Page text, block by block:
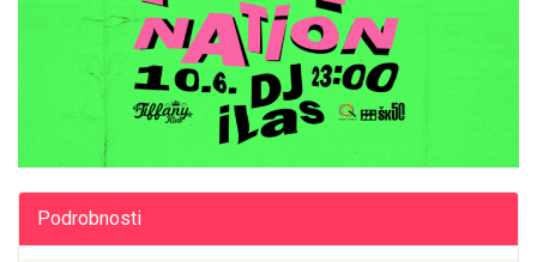
Podrobnosti